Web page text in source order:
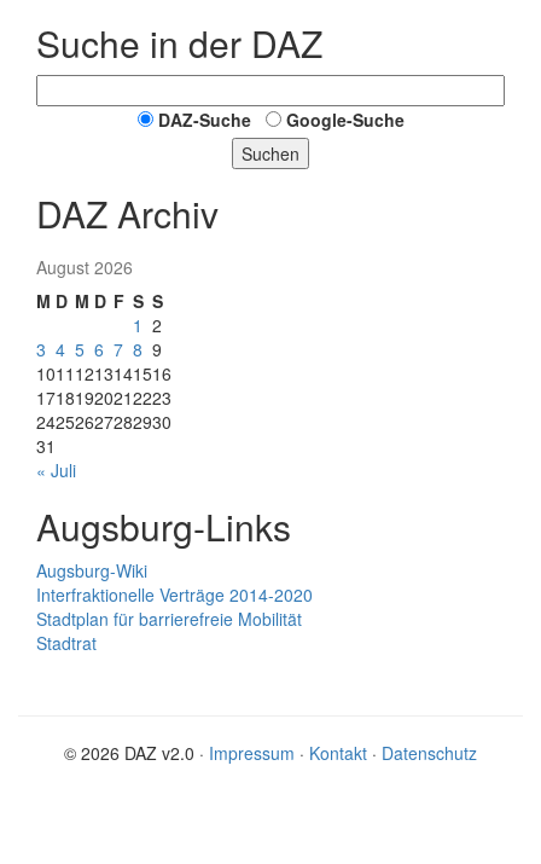
Suche in der DAZ
DAZ-Suche
Google-Suche
Suchen
DAZ Archiv
August 2026
M D M D F S S
1 2
3 4 5 6 7 8 9
1011 1213141516
17181920212223
24252627282930
31
« Juli
Augsburg-Links
Augsburg-Wiki
Interfraktionelle Verträge 2014-2020
Stadtplan für barrierefreie Mobilität
Stadtrat
© 2026 DAZ v2.0 · Impressum · Kontakt · Datenschutz